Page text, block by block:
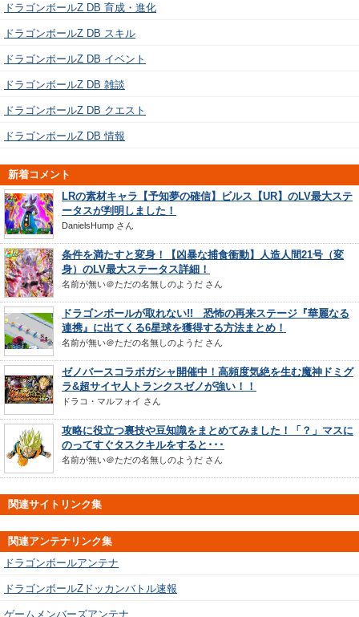
ドラゴンボールZ DB 育成・進化
ドラゴンボールZ DB スキル
ドラゴンボールZ DB イベント
ドラゴンボールZ DB 雑談
ドラゴンボールZ DB クエスト
ドラゴンボールZ DB 情報
新着コメント
LRの素材キャラ【予知夢の確信】ビルス【UR】のLV最大ステ
ータスが判明しました！
DanielsHump さん
条件を満たすと変身！【凶暴な捕食衝動】人造人間21号（変
身）のLV最大ステータス詳細！
名前が無い＠ただの名無しのようだ さん
ドラゴンボールが取れない!! 恐怖の再来ステージ『華麗なる
連携』に出てくる6星球を獲得する方法まとめ！
名前が無い＠ただの名無しのようだ さん
ゼノバースコラボガシャ開催中！高頻度気絶を生む魔神ドミグ
ラ&超サイヤ人トランクスゼノが強い！！
ドラコ・マルフォイ さん
攻略に役立つ裏技や豆知識をまとめてみました！「？」マスに
のってすぐタスクキルをすると･･･
名前が無い＠ただの名無しのようだ さん
関連サイトリンク集
関連アンテナリンク集
ドラゴンボールアンテナ
ドラゴンボールZドッカンバトル速報
ゲームメンバーズアンテナ